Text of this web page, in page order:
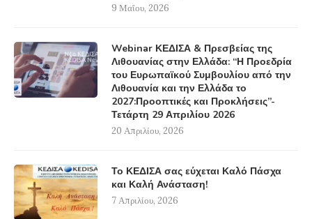
9 Μαΐου, 2026
Webinar ΚΕΔΙΣΑ & Πρεσβείας της
Λιθουανίας στην Ελλάδα: “Η Προεδρία
του Ευρωπαϊκού Συμβουλίου από την
Λιθουανία και την Ελλάδα το
2027:Προοπτικές και Προκλήσεις”-
Τετάρτη 29 Απριλίου 2026
20 Απριλίου, 2026
Το ΚΕΔΙΣΑ σας εύχεται Καλό Πάσχα
και Καλή Ανάσταση!
7 Απριλίου, 2026